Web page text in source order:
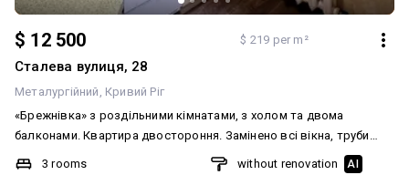
$ 12 500 $ 219 per m²
Сталева вулиця, 28
Металургійний Кривий Ріг
«Брежнівка» з роздільними кімнатами, з холом та двома
балконами. Квартира двостороння. Замінено всі вікна, труби
металопластикові, нові радіатори, є всі лічильники. Вбудована
3 rooms
without renovation AI